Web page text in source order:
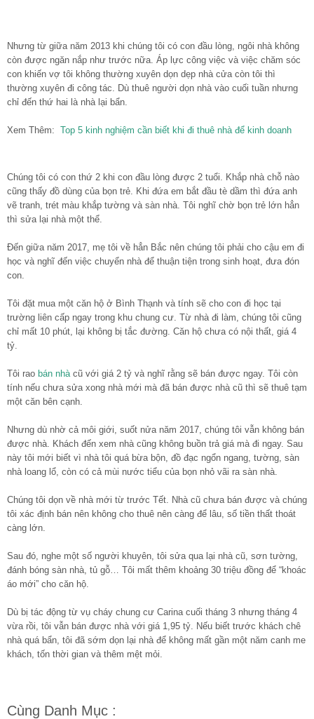
Nhưng từ giữa năm 2013 khi chúng tôi có con đầu lòng, ngôi nhà không
còn được ngăn nắp như trước nữa. Áp lực công việc và việc chăm sóc
con khiến vợ tôi không thường xuyên dọn dẹp nhà cửa còn tôi thì
thường xuyên đi công tác. Dù thuê người dọn nhà vào cuối tuần nhưng
chỉ đến thứ hai là nhà lại bẩn.
Xem Thêm: Top 5 kinh nghiệm cần biết khi đi thuê nhà để kinh doanh
Chúng tôi có con thứ 2 khi con đầu lòng được 2 tuổi. Khắp nhà chỗ nào
cũng thấy đồ dùng của bọn trẻ. Khi đứa em bắt đầu tè dầm thì đứa anh
vẽ tranh, trét màu khắp tường và sàn nhà. Tôi nghĩ chờ bọn trẻ lớn hẳn
thì sửa lại nhà một thể.
Đến giữa năm 2017, mẹ tôi về hẳn Bắc nên chúng tôi phải cho cậu em đi
học và nghĩ đến việc chuyển nhà để thuận tiện trong sinh hoạt, đưa đón
con.
Tôi đặt mua một căn hộ ở Bình Thạnh và tính sẽ cho con đi học tại
trường liên cấp ngay trong khu chung cư. Từ nhà đi làm, chúng tôi cũng
chỉ mất 10 phút, lại không bị tắc đường. Căn hộ chưa có nội thất, giá 4
tỷ.
Tôi rao bán nhà cũ với giá 2 tỷ và nghĩ rằng sẽ bán được ngay. Tôi còn
tính nếu chưa sửa xong nhà mới mà đã bán được nhà cũ thì sẽ thuê tạm
một căn bên cạnh.
Nhưng dù nhờ cả môi giới, suốt nửa năm 2017, chúng tôi vẫn không bán
được nhà. Khách đến xem nhà cũng không buồn trả giá mà đi ngay. Sau
này tôi mới biết vì nhà tôi quá bừa bộn, đồ đạc ngổn ngang, tường, sàn
nhà loang lổ, còn có cả mùi nước tiểu của bọn nhỏ vãi ra sàn nhà.
Chúng tôi dọn về nhà mới từ trước Tết. Nhà cũ chưa bán được và chúng
tôi xác định bán nên không cho thuê nên càng để lâu, số tiền thất thoát
càng lớn.
Sau đó, nghe một số người khuyên, tôi sửa qua lại nhà cũ, sơn tường,
đánh bóng sàn nhà, tủ gỗ… Tôi mất thêm khoảng 30 triệu đồng để “khoác
áo mới” cho căn hộ.
Dù bị tác động từ vụ cháy chung cư Carina cuối tháng 3 nhưng tháng 4
vừa rồi, tôi vẫn bán được nhà với giá 1,95 tỷ. Nếu biết trước khách chê
nhà quá bẩn, tôi đã sớm dọn lại nhà để không mất gần một năm canh me
khách, tốn thời gian và thêm mệt mỏi.
Cùng Danh Mục :